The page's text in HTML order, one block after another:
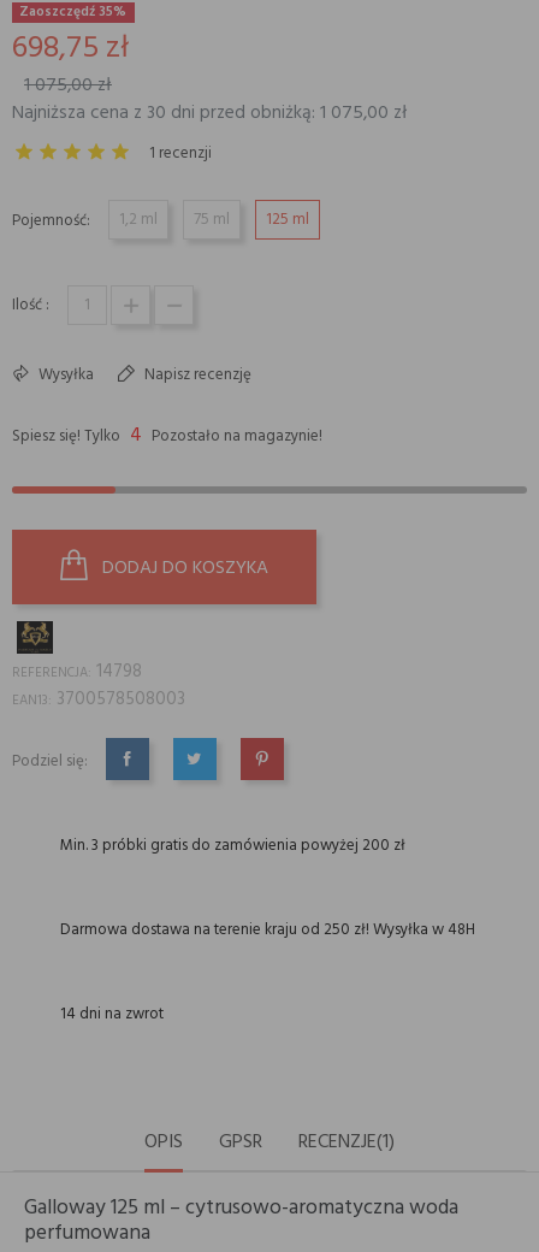
Zaoszczędź 35%
698,75 zł
1 075,00 zł
Najniższa cena z 30 dni przed obniżką: 1 075,00 zł
1 recenzji
Pojemność: 1,2 ml 75 ml 125 ml
Ilość :
Wysyłka Napisz recenzję
Spiesz się! Tylko 4 Pozostało na magazynie!
DODAJ DO KOSZYKA
REFERENCJA: 14798
EAN13: 3700578508003
Podziel się:
UDOSTĘPNIJTWEETUJPINTEREST
Min. 3 próbki gratis do zamówienia powyżej 200 zł
Darmowa dostawa na terenie kraju od 250 zł! Wysyłka w 48H
14 dni na zwrot
OPIS GPSR RECENZJE(1)
Galloway 125 ml – cytrusowo-aromatyczna woda
perfumowana